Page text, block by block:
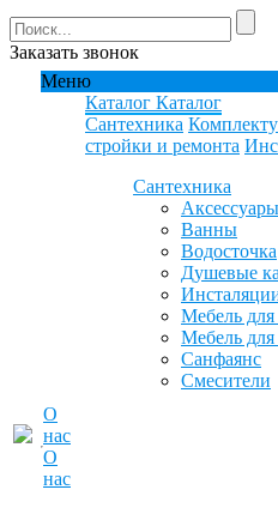
Заказать звонок
Меню
О
нас
О
нас
Каталог Каталог
Сантехника
стройки и ремонта
Сантехника
Ванны
Водосточка
Душевые
Мебель
Мебель
Санфаянс
Смесители